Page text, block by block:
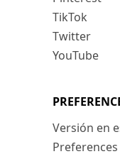
TikTok
Twitter
YouTube
Versión en
Preferences